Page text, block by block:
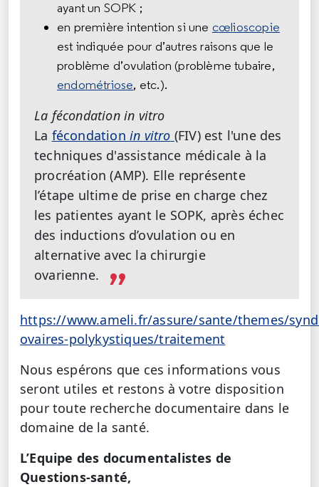
ayant un SOPK ;
en première intention si une cœlioscopie
est indiquée pour d’autres raisons que le
problème d’ovulation (problème tubaire,
endométriose, etc.).
La fécondation in vitro
La fécondationin vitro (FIV) est l'une des
techniques d'assistance médicale à la
procréation (AMP). Elle représente
l’étape ultime de prise en charge chez
les patientes ayant le SOPK, après échec
des inductions d’ovulation ou en
alternative avec la chirurgie
ovarienne.
https://www.ameli.fr/assure/sante/themes/
ovaires-polykystiques/traitement
Nous espérons que ces informations vous
seront utiles et restons à votre disposition
pour toute recherche documentaire dans le
domaine de la santé.
L’Equipe des documentalistes de
Questions-santé,